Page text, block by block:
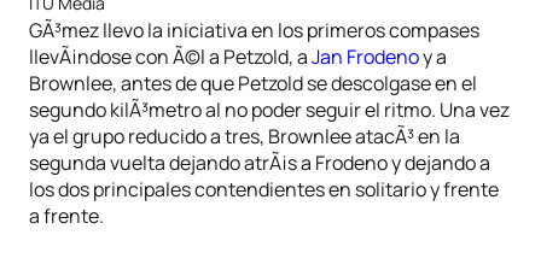
GÃ³mez llevo la iniciativa en los primeros compases
llevÃ¡ndose con Ã©l a Petzold, aJan Frodenoy a
Brownlee, antes de que Petzold se descolgase en el
segundo kilÃ³metro al no poder seguir el ritmo. Una vez
ya el grupo reducido a tres, Brownlee atacÃ³ en la
segunda vuelta dejando atrÃ¡s a Frodeno y dejando a
los dos principales contendientes en solitario y frente
a frente.